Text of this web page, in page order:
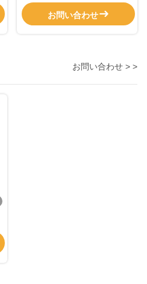
箱
お問い合わせ
お問い合わせ > >